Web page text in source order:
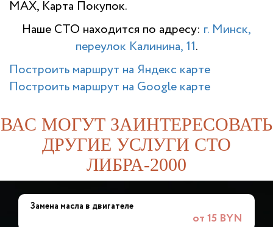
MAX, Карта Покупок.
Наше СТО находится по адресу: г. Минск,
переулок Калинина, 11.
Построить маршрут на Яндекс карте
Построить маршрут на Google карте
ВАС МОГУТ ЗАИНТЕРЕСОВАТЬ
ДРУГИЕ УСЛУГИ СТО
ЛИБРА-2000
Замена масла в двигателе
от 15 BYN